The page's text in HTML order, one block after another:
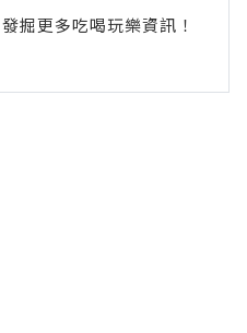
掘更多吃喝玩樂資訊！